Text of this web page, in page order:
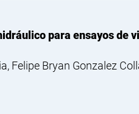
para ensayos de
Felipe Bryan Gonzalez